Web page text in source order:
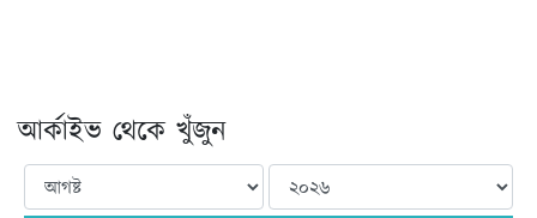
আর্কাইভ থেকে খুঁজুন